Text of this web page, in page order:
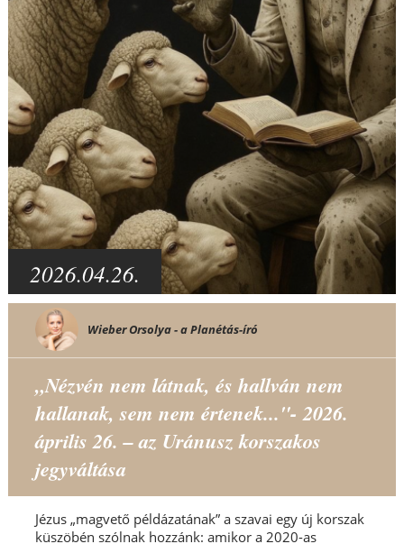
2026.04.26.
Wieber Orsolya - a Planétás-író
„Nézvén nem látnak, és hallván nem
hallanak, sem nem értenek..."- 2026.
április 26. – az Uránusz korszakos
jegyváltása
Jézus „magvető példázatának” a szavai egy új korszak
küszöbén szólnak hozzánk: amikor a 2020-as